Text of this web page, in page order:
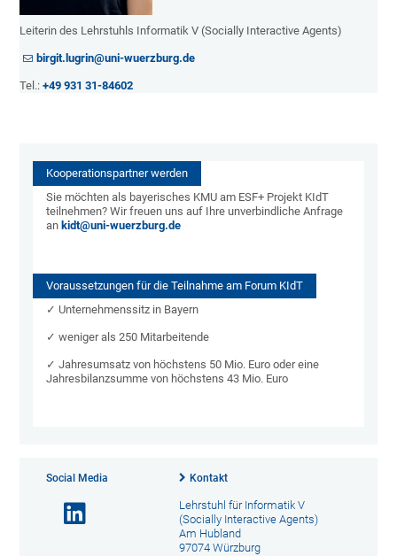
Leiterin des Lehrstuhls Informatik V (Socially Interactive Agents)
birgit.lugrin@uni-wuerzburg.de
Tel.:+49 931 31-84602
Kooperationspartner werden
Sie möchten als bayerisches KMU am ESF+ Projekt KIdT
teilnehmen? Wir freuen uns auf Ihre unverbindliche Anfrage
an kidt@uni-wuerzburg.de
Voraussetzungen für die Teilnahme am Forum KIdT
✓ Unternehmenssitz in Bayern
✓ weniger als 250 Mitarbeitende
✓ Jahresumsatz von höchstens 50 Mio. Euro oder eine
Jahresbilanzsumme von höchstens 43 Mio. Euro
Social Media Kontakt
Lehrstuhl für Informatik V
(Socially Interactive Agents)
Am Hubland
97074 Würzburg